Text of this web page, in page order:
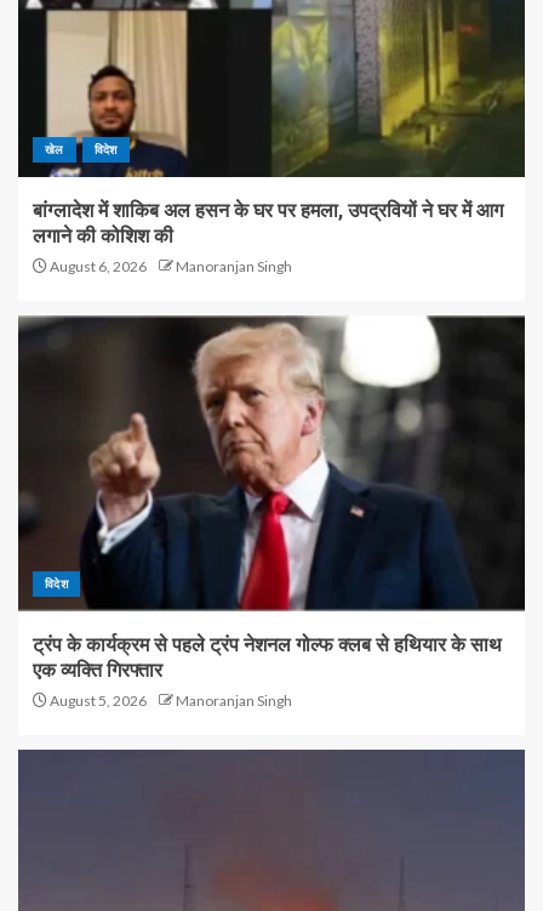
खेल विदेश
बांग्लादेश में शाकिब अल हसन के घर पर हमला, उपद्रवियों ने घर में आग
लगाने की कोशिश की
August 6, 2026 Manoranjan Singh
विदेश
ट्रंप के कार्यक्रम से पहले ट्रंप नेशनल गोल्फ क्लब से हथियार के साथ
एक व्यक्ति गिरफ्तार
August 5, 2026 Manoranjan Singh